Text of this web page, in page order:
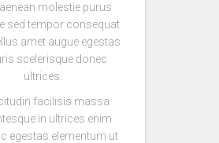
molestie purus
sed tempor consequat
amet augue egestas
scelerisque donec
ultrices.
facilisis massa
in ultrices enim
egestas elementum ut